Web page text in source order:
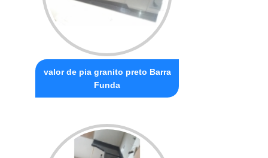
valor de pia granito preto Barra
Funda